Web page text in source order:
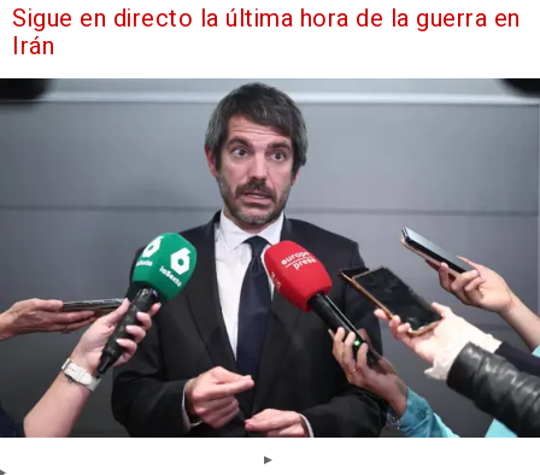
Sigue en directo la última hora de la guerra en
Irán